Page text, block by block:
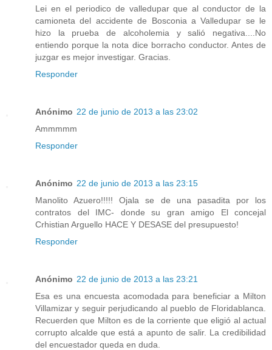
Lei en el periodico de valledupar que al conductor de la
camioneta del accidente de Bosconia a Valledupar se le
hizo la prueba de alcoholemia y salió negativa....No
entiendo porque la nota dice borracho conductor. Antes de
juzgar es mejor investigar. Gracias.
Responder
Anónimo 22 de junio de 2013 a las 23:02
Ammmmm
Responder
Anónimo 22 de junio de 2013 a las 23:15
Manolito Azuero!!!!! Ojala se de una pasadita por los
contratos del IMC- donde su gran amigo El concejal
Crhistian Arguello HACE Y DESASE del presupuesto!
Responder
Anónimo 22 de junio de 2013 a las 23:21
Esa es una encuesta acomodada para beneficiar a Milton
Villamizar y seguir perjudicando al pueblo de Floridablanca.
Recuerden que Milton es de la corriente que eligió al actual
corrupto alcalde que está a apunto de salir. La credibilidad
del encuestador queda en duda.